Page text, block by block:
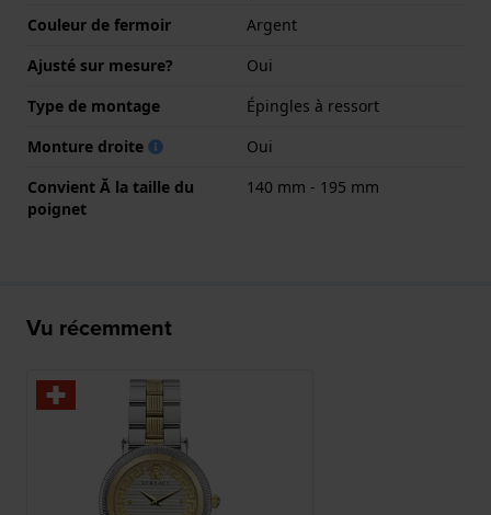
Couleur de fermoir
Argent
Ajusté sur mesure?
Oui
Type de montage
Épingles à ressort
Monture droite
Oui
Convient Ă la taille du
poignet
140 mm - 195 mm
Vu récemment